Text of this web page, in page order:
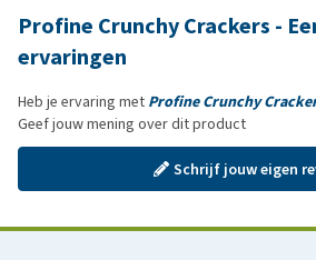
Profine Crunchy Crackers -
ervaringen
Heb je ervaring met Profine Crunchy
Geef jouw mening over dit product
Schrijf jouw eigen